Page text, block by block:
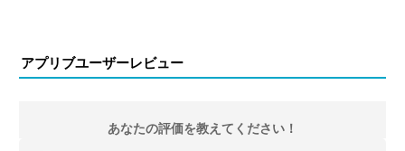
アプリブユーザーレビュー
あなたの評価を教えてください！